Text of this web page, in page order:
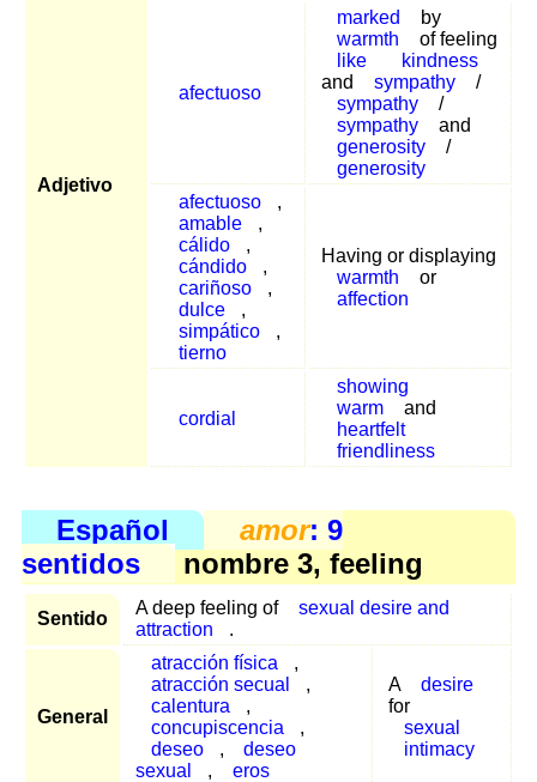
Adjetivo
afectuoso
marked
by
warmth
of feeling
like
kindness
and
sympathy
/
sympathy
/
sympathy
and
generosity
/
generosity
afectuoso
,
amable
,
cálido
,
cándido
,
cariñoso
,
dulce
,
simpático
,
tierno
Having or displaying
warmth
or
affection
cordial
showing
warm
and
heartfelt
friendliness
Español amor: 9
sentidos
nombre 3, feeling
Sentido
A deep feeling of
sexual desire and
attraction
.
General
atracción física
,
atracción secual
,
calentura
,
concupiscencia
,
deseo
,
deseo
sexual
, eros
A
desire
for
sexual
intimacy